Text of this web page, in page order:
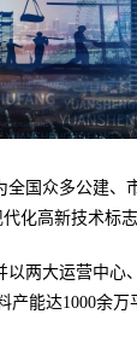
全国众多公建
化高新技术标志
两大运营中心
能达1000余